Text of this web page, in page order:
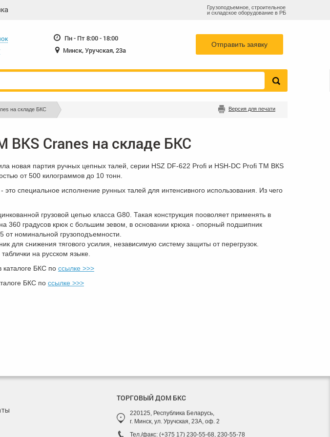
Грузоподъемное, строительное
и складское оборудование в РБ
Пн - Пт 8:00 - 18:00
Минск, Уручская, 23а
Отправить заявку
на складе БКС Версия для печати
Cranes на складе БКС
новая партия ручных цепных талей, серии HSZ DF-622 Profi и HSH-DC Profi TM BКS
от 500 килограммов до 10 тонн.
специальное исполнение рунных талей для интенсивного использования. Из чего
грузовой цепью класса G80. Такая конструкция пооволяет применять в
360 градусов крюк с большим зевом, в основании крюка - опорный подшипник
номинальной грузоподъемности.
для снижения тягового усилия, независимую систему защиты от перегрузок.
на русском языке.
БКС по ссылке >>>
БКС по ссылке >>>
ТОРГОВЫЙ ДОМ БКС
220125, Республика Беларусь,
г. Минск, ул. Уручская, 23А, оф. 2
Тел./факс: (+375 17) 230-55-68, 230-55-78